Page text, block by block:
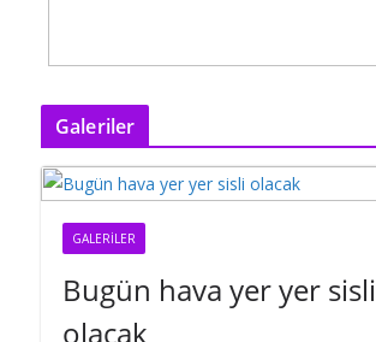
Galeriler
GALERILER
Bugün hava yer yer sisli
olacak